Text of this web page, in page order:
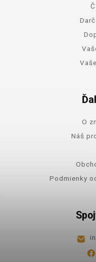
O
Náš
Podmienky